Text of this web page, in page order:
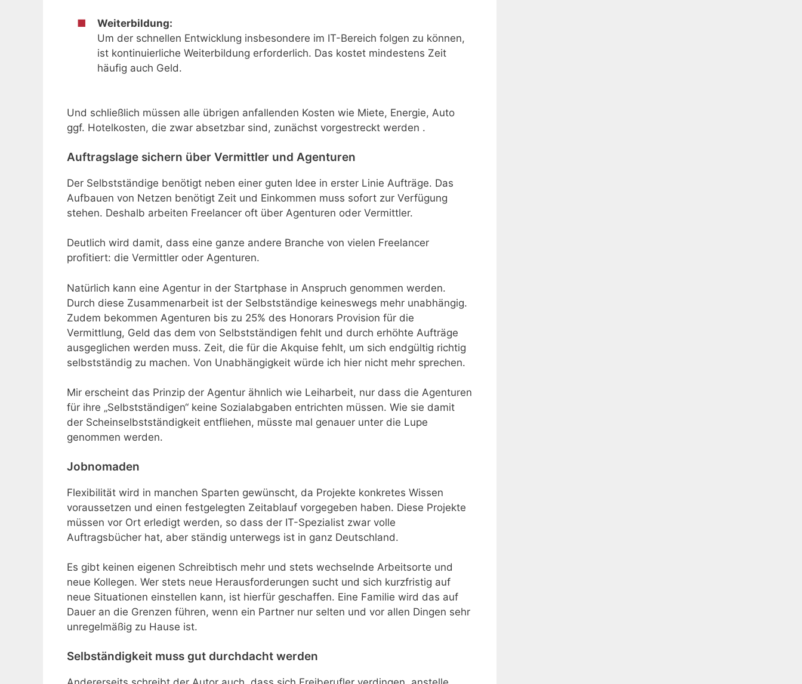
Weiterbildung:
Um der schnellen Entwicklung insbesondere im IT-Bereich folgen zu können,
ist kontinuierliche Weiterbildung erforderlich. Das kostet mindestens Zeit
häufig auch Geld.
Und schließlich müssen alle übrigen anfallenden Kosten wie Miete, Energie, Auto
ggf. Hotelkosten, die zwar absetzbar sind, zunächst vorgestreckt werden .
Auftragslage sichern über Vermittler und Agenturen
Der Selbstständige benötigt neben einer guten Idee in erster Linie Aufträge. Das
Aufbauen von Netzen benötigt Zeit und Einkommen muss sofort zur Verfügung
stehen. Deshalb arbeiten Freelancer oft über Agenturen oder Vermittler.
Deutlich wird damit, dass eine ganze andere Branche von vielen Freelancer
profitiert: die Vermittler oder Agenturen.
Natürlich kann eine Agentur in der Startphase in Anspruch genommen werden.
Durch diese Zusammenarbeit ist der Selbstständige keineswegs mehr unabhängig.
Zudem bekommen Agenturen bis zu 25% des Honorars Provision für die
Vermittlung, Geld das dem von Selbstständigen fehlt und durch erhöhte Aufträge
ausgeglichen werden muss. Zeit, die für die Akquise fehlt, um sich endgültig richtig
selbstständig zu machen. Von Unabhängigkeit würde ich hier nicht mehr sprechen.
Mir erscheint das Prinzip der Agentur ähnlich wie Leiharbeit, nur dass die Agenturen
für ihre „Selbstständigen“ keine Sozialabgaben entrichten müssen. Wie sie damit
der Scheinselbstständigkeit entfliehen, müsste mal genauer unter die Lupe
genommen werden.
Jobnomaden
Flexibilität wird in manchen Sparten gewünscht, da Projekte konkretes Wissen
voraussetzen und einen festgelegten Zeitablauf vorgegeben haben. Diese Projekte
müssen vor Ort erledigt werden, so dass der IT-Spezialist zwar volle
Auftragsbücher hat, aber ständig unterwegs ist in ganz Deutschland.
Es gibt keinen eigenen Schreibtisch mehr und stets wechselnde Arbeitsorte und
neue Kollegen. Wer stets neue Herausforderungen sucht und sich kurzfristig auf
neue Situationen einstellen kann, ist hierfür geschaffen. Eine Familie wird das auf
Dauer an die Grenzen führen, wenn ein Partner nur selten und vor allen Dingen sehr
unregelmäßig zu Hause ist.
Selbständigkeit muss gut durchdacht werden